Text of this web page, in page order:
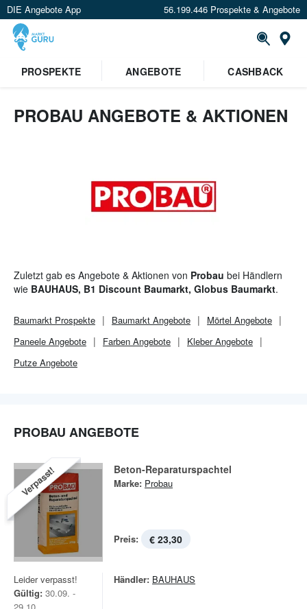
DIE Angebote App 56.199.446 Prospekte & Angebote
PROSPEKTE ANGEBOTE CASHBACK
PROBAU ANGEBOTE & AKTIONEN
Zuletzt gab es Angebote & Aktionen von Probau bei Händlern
wie BAUHAUS, B1 Discount Baumarkt, Globus Baumarkt.
Baumarkt Prospekte Baumarkt Angebote
Mörtel Angebote
Paneele Angebote
Farben Angebote
Kleber Angebote
Putze Angebote
PROBAU ANGEBOTE
Verpasst! Beton-Reparaturspachtel
Marke: Probau
Preis: € 23,30
Leider verpasst!
Gültig: 30.09. -
Händler: BAUHAUS